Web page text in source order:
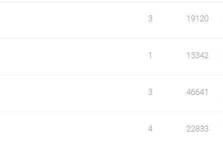
3 19120
1 15342
3 46641
4 22833